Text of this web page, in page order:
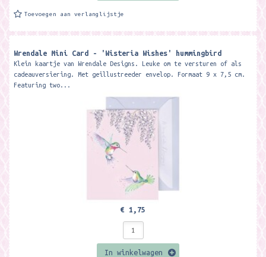
Toevoegen aan verlanglijstje
Wrendale Mini Card - 'Wisteria Wishes' hummingbird
Klein kaartje van Wrendale Designs. Leuke om te versturen of als
cadeauversiering. Met geillustreeder envelop. Formaat 9 x 7,5 cm.
Featuring two...
€ 1,75
In winkelwagen